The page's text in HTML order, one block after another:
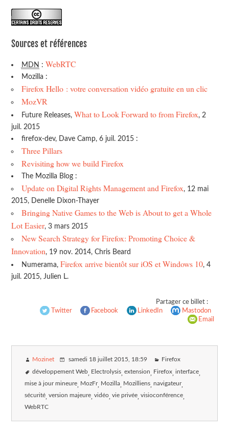
Sources et références
MDN : WebRTC
Mozilla :
Firefox Hello : votre conversation vidéo gratuite en un clic
MozVR
Future Releases, What to Look Forward to from Firefox, 2
juil. 2015
firefox-dev, Dave Camp, 6 juil. 2015 :
Three Pillars
Revisiting how we build Firefox
The Mozilla Blog :
Update on Digital Rights Management and Firefox, 12 mai
2015, Denelle Dixon-Thayer
Bringing Native Games to the Web is About to get a Whole
Lot Easier, 3 mars 2015
New Search Strategy for Firefox: Promoting Choice &
Innovation, 19 nov. 2014, Chris Beard
Numerama, Firefox arrive bientôt sur iOS et Windows 10, 4
juil. 2015, Julien L.
Partager ce billet :
Twitter
Facebook LinkedIn
Mastodon
Email
Mozinet samedi 18 juillet 2015 , 18:59 Firefox
développement Web Electrolysis extension Firefox interface
mise à jour mineure MozFr Mozilla Mozilliens navigateur
sécurité version majeure vidéo vie privée visioconférence
WebRTC